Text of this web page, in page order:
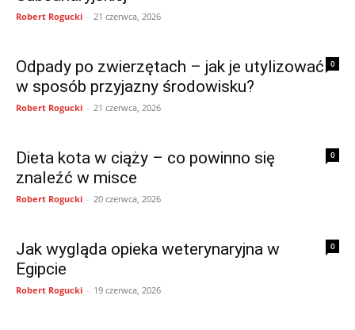
Robert Rogucki - 21 czerwca, 2026
0
Odpady po zwierzętach – jak je utylizować
w sposób przyjazny środowisku?
Robert Rogucki - 21 czerwca, 2026
0
Dieta kota w ciąży – co powinno się
znaleźć w misce
Robert Rogucki - 20 czerwca, 2026
0
Jak wygląda opieka weterynaryjna w
Egipcie
Robert Rogucki - 19 czerwca, 2026